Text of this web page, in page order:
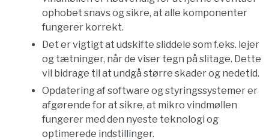
ophobet snavs og sikre, at alle komponenter
fungerer korrekt.
Det er vigtigt at udskifte sliddele som f.eks. lejer
og tætninger, når de viser tegn på slitage. Dette
vil bidrage til at undgå større skader og nedetid.
Opdatering af software og styringssystemer er
afgørende for at sikre, at mikro vindmøllen
fungerer med den nyeste teknologi og
optimerede indstillinger.